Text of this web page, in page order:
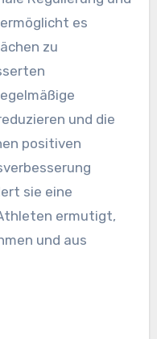
von
Athleten?
Leistung und
sie
Regulierung und
es
zu
und die